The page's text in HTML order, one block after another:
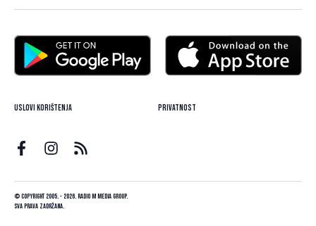
Uslovi korištenja Privatnost
© Copyright 2005. - 2026. Radio M Media Group.
Sva prava zadržana.